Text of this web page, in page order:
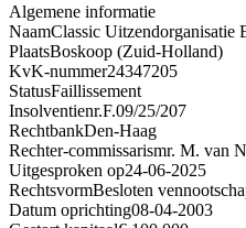
Algemene informatie
NaamClassic Uitzendorganisatie
PlaatsBoskoop (Zuid-Holland)
KvK-nummer24347205
StatusFaillissement
Insolventienr.F.09/25/207
RechtbankDen-Haag
Rechter-commissarismr. M. van
Uitgesproken op24-06-2025
RechtsvormBesloten
Datum oprichting08-04-2003